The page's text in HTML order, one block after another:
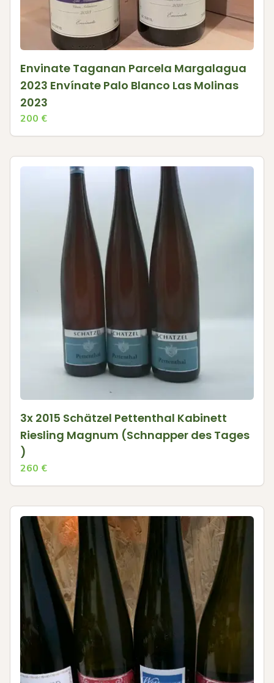
Envinate Taganan Parcela Margalagua
2023 Envínate Palo Blanco Las Molinas
2023
200 €
3x 2015 Schätzel Pettenthal Kabinett
Riesling Magnum (Schnapper des Tages
)
260 €